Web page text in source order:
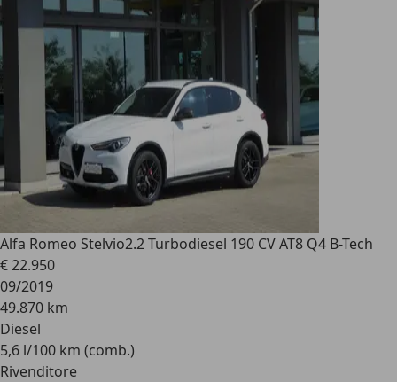
Alfa Romeo Stelvio2.2 Turbodiesel 190 CV AT8 Q4 B-Tech
€ 22.950
09/2019
49.870 km
Diesel
5,6 l/100 km (comb.)
Rivenditore